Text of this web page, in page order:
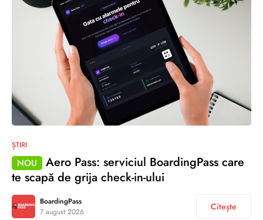
ȘTIRI
NOU
Aero Pass: serviciul BoardingPass care
te scapă de grija check-in-ului
BoardingPass
7 august 2026
Citește